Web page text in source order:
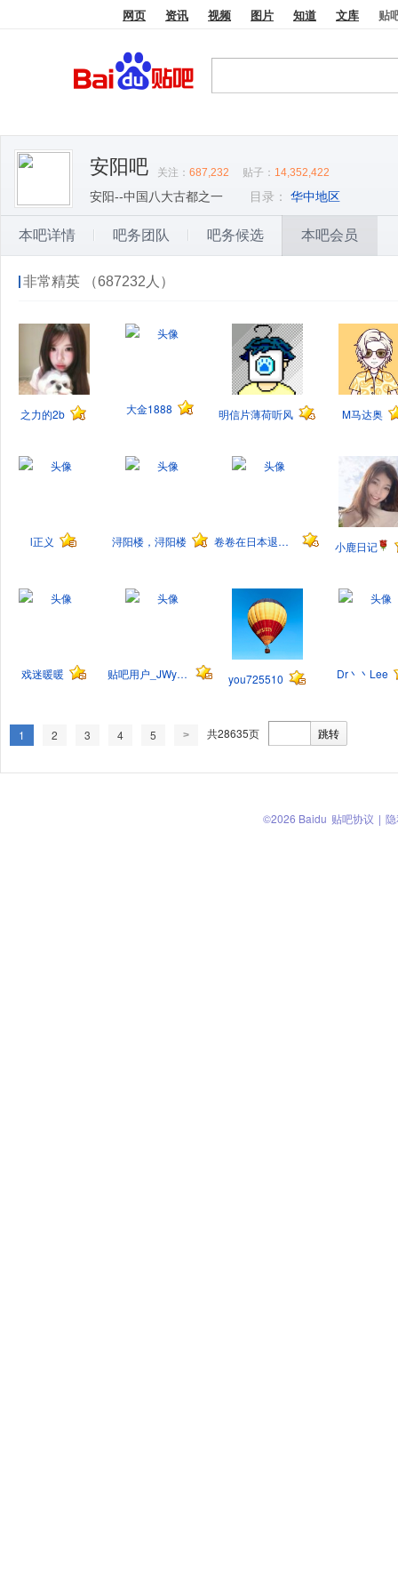
网页 资讯 视频 图片 知道 文库 贴
安阳吧 关注： 687,232 贴子： 14,352,422
安阳--中国八大古都之一 目录： 华中地区
本吧详情 吧务团队 吧务候选 本吧会员
非常精英 （687232人）
之力的2b 大金1888 明信片薄荷听风 M马达奥
l正义 浔阳楼，浔阳楼 卷卷在日本退休了 小鹿日记
戏迷暖暖 贴吧用户_JWyX3t5 you725510 Dr丶丶Lee
1 2 3 4 5 > 共28635页 跳转
©2026 Baidu 贴吧协议 |